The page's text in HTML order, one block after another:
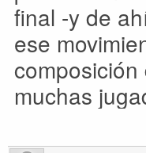
final -y de
ese
muchas